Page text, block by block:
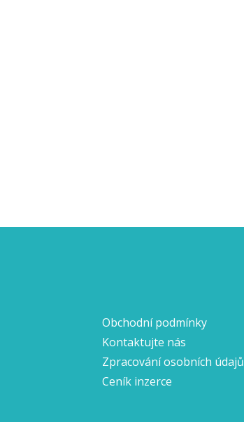
Obchodní podmínky
Kontaktujte nás
Zpracování osobních údajů
Ceník inzerce